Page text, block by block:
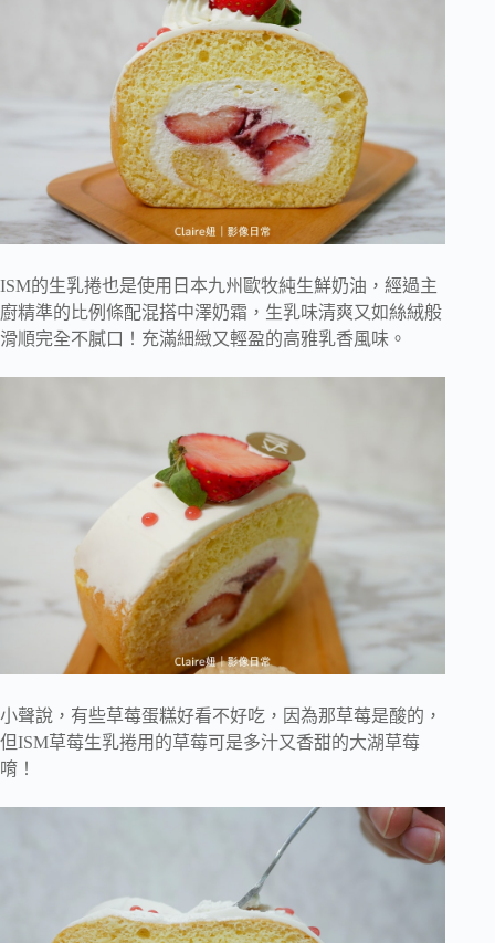
ISM的生乳捲也是使用日本九州歐牧純生鮮奶油，經過主
廚精準的比例條配混搭中澤奶霜，生乳味清爽又如絲絨般
滑順完全不膩口！充滿細緻又輕盈的高雅乳香風味。
小聲說，有些草莓蛋糕好看不好吃，因為那草莓是酸的，
但ISM草莓生乳捲用的草莓可是多汁又香甜的大湖草莓
唷！